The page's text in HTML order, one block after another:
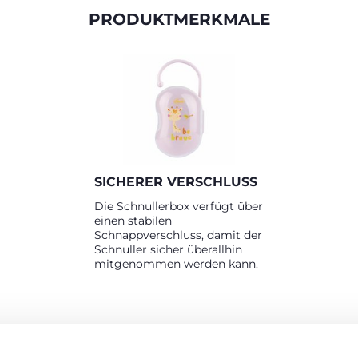
PRODUKTMERKMALE
SICHERER VERSCHLUSS
Die Schnullerbox verfügt über
einen stabilen
Schnappverschluss, damit der
Schnuller sicher überallhin
mitgenommen werden kann.